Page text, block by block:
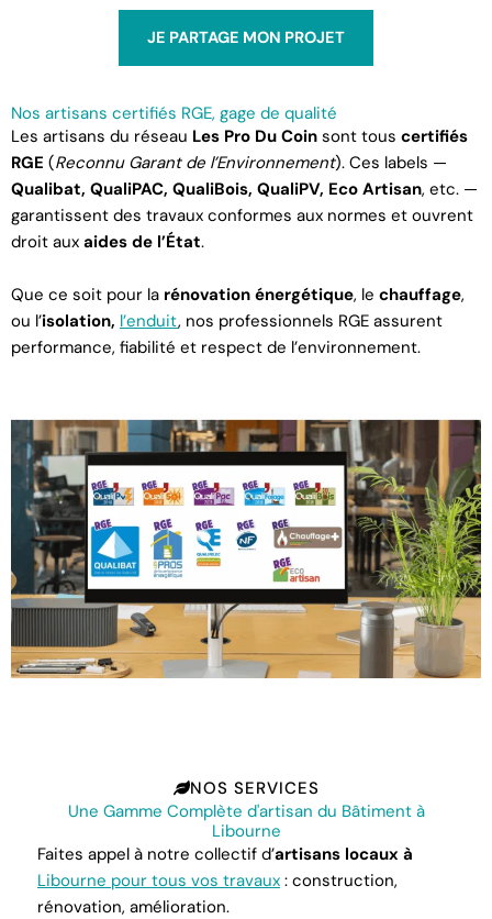
JE PARTAGE MON PROJET
Nos artisans certifiés RGE, gage de qualité
Les artisans du réseau Les Pro Du Coin sont tous certifiés
RGE (Reconnu Garant de l’Environnement). Ces labels —
Qualibat, QualiPAC, QualiBois, QualiPV, Eco Artisan, etc. —
garantissent des travaux conformes aux normes et ouvrent
droit aux aides de l’État.
Que ce soit pour la rénovation énergétique, le chauffage,
ou l’isolation, l’enduit, nos professionnels RGE assurent
performance, fiabilité et respect de l’environnement.
NOS SERVICES
Une Gamme Complète d'artisan du Bâtiment à
Libourne
Faites appel à notre collectif d’artisans locaux à
Libourne pour tous vos travaux : construction,
rénovation, amélioration.